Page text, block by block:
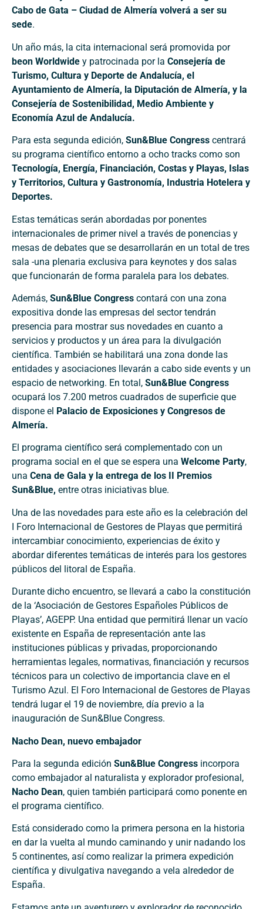
Cabo de Gata – Ciudad de Almería volverá a ser su
sede.
Un año más, la cita internacional será promovida por
beon Worldwide y patrocinada por la Consejería de
Turismo, Cultura y Deporte de Andalucía, el
Ayuntamiento de Almería, la Diputación de Almería, y la
Consejería de Sostenibilidad, Medio Ambiente y
Economía Azul de Andalucía.
Para esta segunda edición, Sun&Blue Congress centrará
su programa científico entorno a ocho tracks como son
Tecnología, Energía, Financiación, Costas y Playas, Islas
y Territorios, Cultura y Gastronomía, Industria Hotelera y
Deportes.
Estas temáticas serán abordadas por ponentes
internacionales de primer nivel a través de ponencias y
mesas de debates que se desarrollarán en un total de tres
sala -una plenaria exclusiva para keynotes y dos salas
que funcionarán de forma paralela para los debates.
Además, Sun&Blue Congress contará con una zona
expositiva donde las empresas del sector tendrán
presencia para mostrar sus novedades en cuanto a
servicios y productos y un área para la divulgación
científica. También se habilitará una zona donde las
entidades y asociaciones llevarán a cabo side events y un
espacio de networking. En total, Sun&Blue Congress
ocupará los 7.200 metros cuadrados de superficie que
dispone el Palacio de Exposiciones y Congresos de
Almería.
El programa científico será complementado con un
programa social en el que se espera una Welcome Party,
una Cena de Gala y la entrega de los II Premios
Sun&Blue, entre otras iniciativas blue.
Una de las novedades para este año es la celebración del
I Foro Internacional de Gestores de Playas que permitirá
intercambiar conocimiento, experiencias de éxito y
abordar diferentes temáticas de interés para los gestores
públicos del litoral de España.
Durante dicho encuentro, se llevará a cabo la constitución
de la ‘Asociación de Gestores Españoles Públicos de
Playas’, AGEPP. Una entidad que permitirá llenar un vacío
existente en España de representación ante las
instituciones públicas y privadas, proporcionando
herramientas legales, normativas, financiación y recursos
técnicos para un colectivo de importancia clave en el
Turismo Azul. El Foro Internacional de Gestores de Playas
tendrá lugar el 19 de noviembre, día previo a la
inauguración de Sun&Blue Congress.
Nacho Dean, nuevo embajador
Para la segunda edición Sun&Blue Congress incorpora
como embajador al naturalista y explorador profesional,
Nacho Dean, quien también participará como ponente en
el programa científico.
Está considerado como la primera persona en la historia
en dar la vuelta al mundo caminando y unir nadando los
5 continentes, así como realizar la primera expedición
científica y divulgativa navegando a vela alrededor de
España.